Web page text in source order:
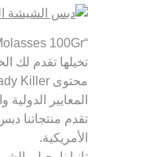
“LADY KILLER Herbal Hookah Molasses 100Gr: اكتشف النكهات المفضلة لديك والمغرية التي تحلم بها!
تخيلها تقدم لك
محتوى Lady Killer: خوخ، مانجو، فراولة، ثلج. ما تبحث عنه في الشيشة أكثر
المعايير الدولية
تقدم منتجاتنا
الأمريكية.